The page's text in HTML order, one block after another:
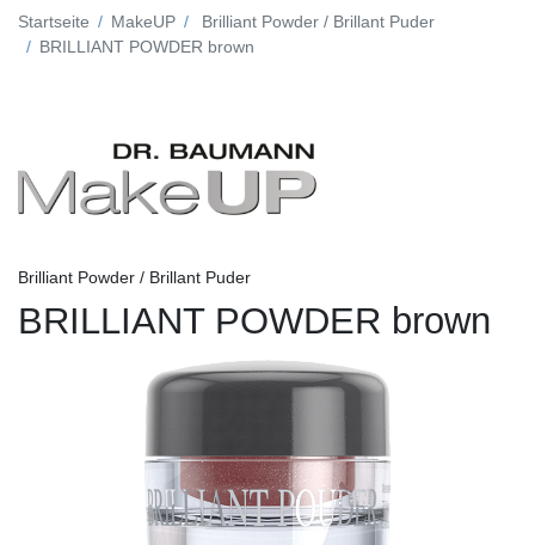
Startseite MakeUP
Brilliant Powder / Brillant Puder
BRILLIANT POWDER brown
Brilliant Powder / Brillant Puder
BRILLIANT POWDER brown